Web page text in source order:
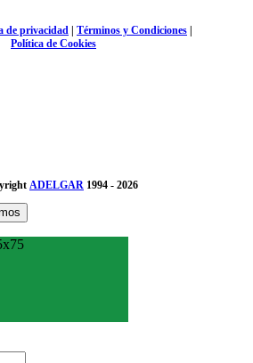
de privacidad | Términos y Condiciones |
Política de Cookies
ADELGAR 1994 - 2026